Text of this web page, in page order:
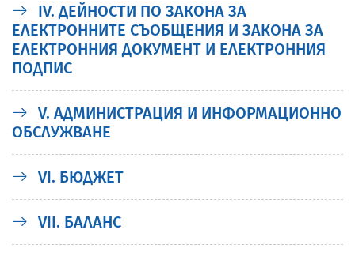
IV. ДЕЙНОСТИ ПО ЗАКОНА ЗА
ЕЛЕКТРОННИТЕ СЪОБЩЕНИЯ И ЗАКОНА ЗА
ЕЛЕКТРОННИЯ ДОКУМЕНТ И ЕЛЕКТРОННИЯ
ПОДПИС
V. АДМИНИСТРАЦИЯ И ИНФОРМАЦИОННО
ОБСЛУЖВАНЕ
VI. БЮДЖЕТ
VII. БАЛАНС